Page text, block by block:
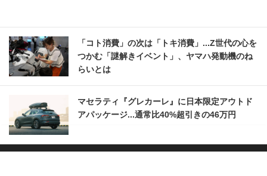
「コト消費」の次は「トキ消費」...Z世代の心を
つかむ「謎解きイベント」、ヤマハ発動機のね
らいとは
マセラティ『グレカーレ』に日本限定アウトド
アパッケージ...通常比40%超引きの46万円